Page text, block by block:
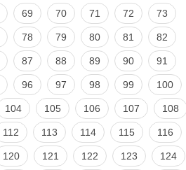
69 70 71 72 73
78 79 80 81 82
87 88 89 90 91
96 97 98 99 100
104 105 106 107 108
112 113 114 115 116
120 121 122 123 124